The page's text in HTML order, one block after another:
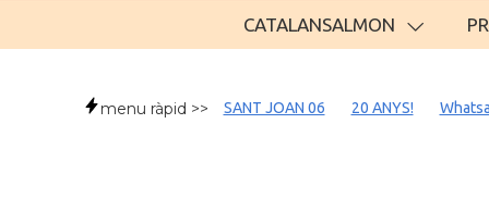
CATALANSALMON
menu ràpid >> SANT JOAN 06 20 ANYS!